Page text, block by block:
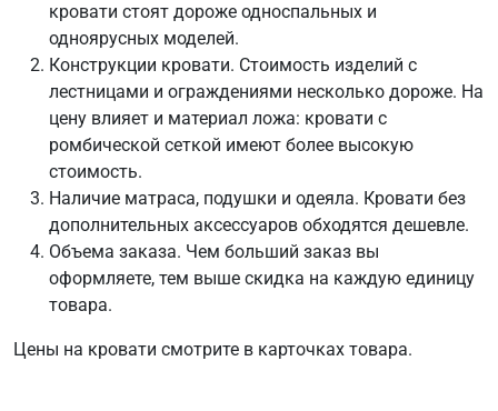
кровати стоят дороже односпальных и
одноярусных моделей.
Конструкции кровати. Стоимость изделий с
лестницами и ограждениями несколько дороже. На
цену влияет и материал ложа: кровати с
ромбической сеткой имеют более высокую
стоимость.
Наличие матраса, подушки и одеяла. Кровати без
дополнительных аксессуаров обходятся дешевле.
Объема заказа. Чем больший заказ вы
оформляете, тем выше скидка на каждую единицу
товара.
Цены на кровати смотрите в карточках товара.